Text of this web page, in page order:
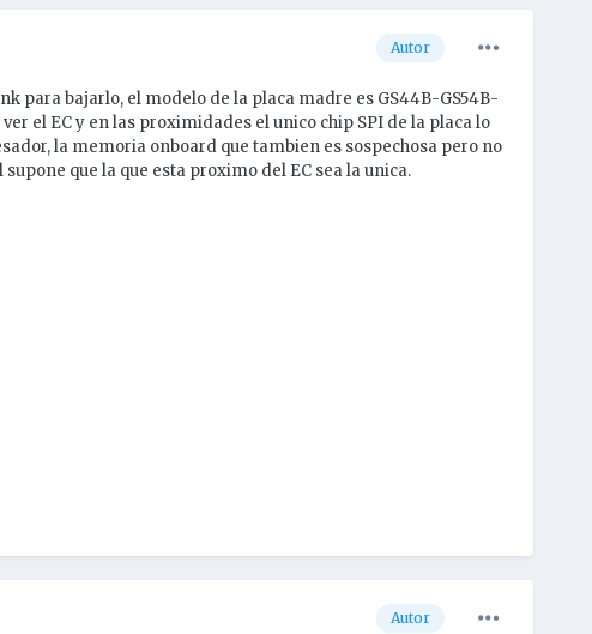
Autor
para bajarlo, el modelo de la placa madre es GS44B-GS54B-
el EC y en las proximidades el unico chip SPI de la placa lo
la memoria onboard que tambien es sospechosa pero no
que la que esta proximo del EC sea la unica.
Autor